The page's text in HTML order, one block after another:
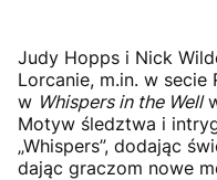
Judy Hopps i Nick
Lorcanie, m.in. w
w Whispers in the Well
Motyw śledztwa i
„Whispers”, dodając
dając graczom nowe